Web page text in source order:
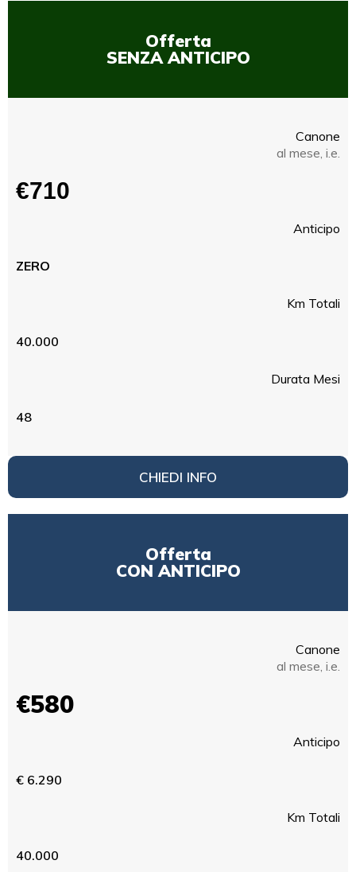
Offerta
SENZA ANTICIPO
Canone
al mese, i.e.
€710
Anticipo
ZERO
Km Totali
40.000
Durata Mesi
48
CHIEDI INFO
Offerta
CON ANTICIPO
Canone
al mese, i.e.
€580
Anticipo
€ 6.290
Km Totali
40.000